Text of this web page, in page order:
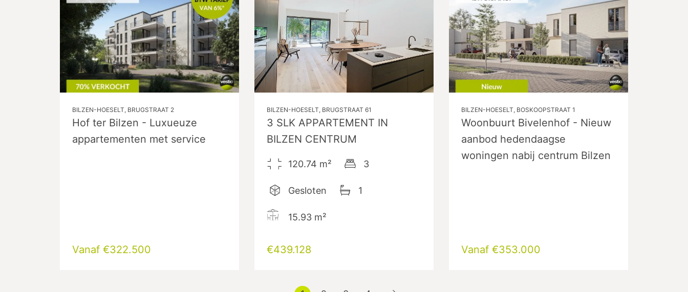
BILZEN-HOESELT, BRUGSTRAAT 2
Hof ter Bilzen - Luxueuze
appartementen met service
Vanaf €322.500
BILZEN-HOESELT, BRUGSTRAAT 61
3 SLK APPARTEMENT IN
BILZEN CENTRUM
120.74 m² 3
Gesloten 1
15.93 m²
€439.128
BILZEN-HOESELT, BOSKOOPSTRAAT 1
Woonbuurt Bivelenhof - Nieuw
aanbod hedendaagse
woningen nabij centrum Bilzen
Vanaf €353.000